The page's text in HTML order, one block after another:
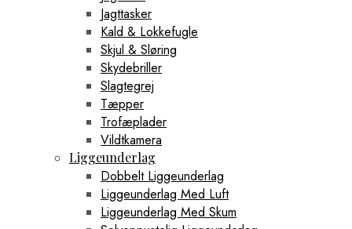
Jagttasker
Kald & Lokkefugle
Skjul & Sløring
Skydebriller
Slagtegrej
Tæpper
Trofæplader
Vildtkamera
Liggeunderlag
Dobbelt Liggeunderlag
Liggeunderlag Med Luft
Liggeunderlag Med Skum